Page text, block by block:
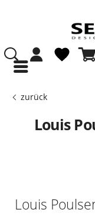
zurück
Louis
Louis